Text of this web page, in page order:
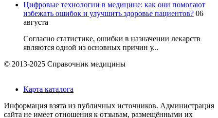
Цифровые технологии в медицине: как они помогают
избежать ошибок и улучшить здоровье пациентов? 06
августа
Согласно статистике, ошибки в назначении лекарств
являются одной из основных причин у...
© 2013-2025 Справочник медицины
Карта каталога
Информация взята из публичных источников. Администрация
сайта не имеет отношения к отзывам, размещёнными их